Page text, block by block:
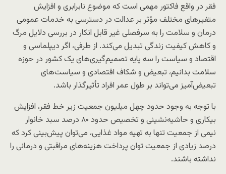
فقر در واقع فاکتور مهمی است که موضوع نابرابری‌ و افزایش
متغیرهای مختلف مؤثر بر عدالت در دسترسی به خدمات عمومی
درمان و سلامت را به سرفصلی غیر قابل انکار در بررسی دلایل مرگ
و کاهش کیفیت زندگی تبدیل می‌کند. از طرفی، اگر دیپلماسی و
اقتصاد و سیاست را سه پایه تصمیم‌گیری‌های یک کشور در حوزه
سلامت بدانیم، تبعیض و شکاف اقتصادی و سیاست‌های
تبعیض‌آمیز می‌تواند بر طول عمر افراد تأثیرگذار باشد.
با توجه به وجود حدود چهل میلیون جمعیت زیر خط فقر، افزایش
بیکاری و حاشیه‌نشینی و تخصیص حدود ۸۰ درصد سبد خانوار
نیمی از جمعیت تنها به تهیه مواد غذایی، می‌توان پیش‌بینی کرد که
درصد زیادی از جمعیت توان پرداخت هزینه‌های مراقبتی و درمانی را
نداشته باشند.